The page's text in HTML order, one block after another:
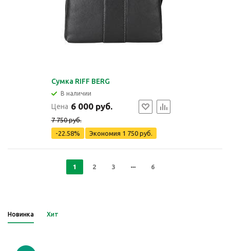
Сумка RIFF BERG
В наличии
Цена 6 000 руб.
7 750 руб.
-22.58%
Экономия 1 750 руб.
1 2 3 6
Новинка Хит